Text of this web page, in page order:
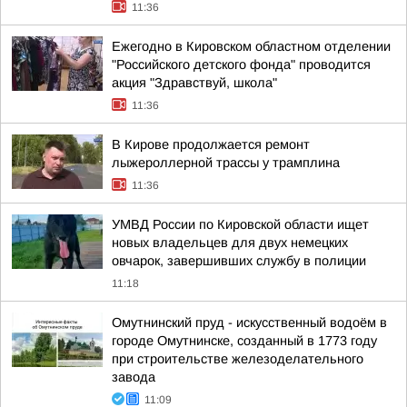
11:36
Ежегодно в Кировском областном отделении
"Российского детского фонда" проводится
акция "Здравствуй, школа"
11:36
В Кирове продолжается ремонт
лыжероллерной трассы у трамплина
11:36
УМВД России по Кировской области ищет
новых владельцев для двух немецких
овчарок, завершивших службу в полиции
11:18
Омутнинский пруд - искусственный водоём в
городе Омутнинске, созданный в 1773 году
при строительстве железоделательного
завода
11:09